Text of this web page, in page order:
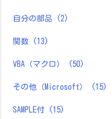
自分の部品 (2)
関数 (13)
VBA（マクロ） (50)
その他（Microsoft） (15)
SAMPLE付 (15)